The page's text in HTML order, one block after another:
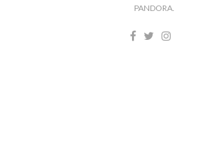
PANDORA.